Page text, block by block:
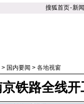
搜狐首页-新闻
> 国内要闻 > 各地视窗
铁路全线